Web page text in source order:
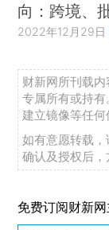
向：跨境、
2022年12月29日
财新网所刊载
专属所有或持
建立镜像等任何
如有意愿转载
确认及授权后，
免费订阅财新